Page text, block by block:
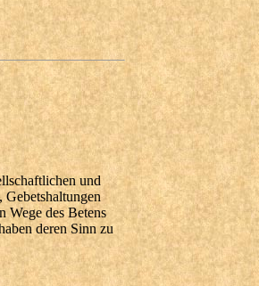
und
Wege des Betens
deren Sinn zu